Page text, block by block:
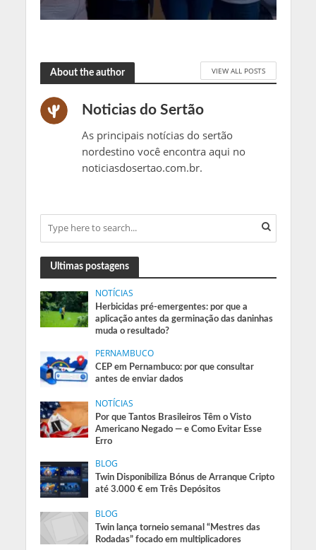
About the author VIEW ALL POSTS
Noticias do Sertão
As principais notícias do sertão
nordestino você encontra aqui no
noticiasdosertao.com.br.
Ultimas postagens
NOTÍCIAS
Herbicidas pré-emergentes: por que a
aplicação antes da germinação das daninhas
muda o resultado?
PERNAMBUCO
CEP em Pernambuco: por que consultar
antes de enviar dados
NOTÍCIAS
Por que Tantos Brasileiros Têm o Visto
Americano Negado — e Como Evitar Esse
Erro
BLOG
Twin Disponibiliza Bónus de Arranque Cripto
até 3.000 € em Três Depósitos
BLOG
Twin lança torneio semanal “Mestres das
Rodadas” focado em multiplicadores